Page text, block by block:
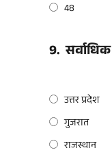
48
9.
उत्तर प्रदेश
गुजरात
राजस्थान